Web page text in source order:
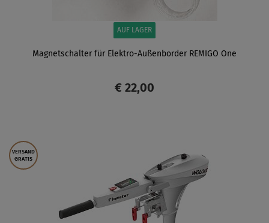
AUF LAGER
Magnetschalter für Elektro-Außenborder REMIGO One
€ 22,00
VERSAND
GRATIS